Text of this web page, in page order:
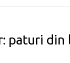
paturi din